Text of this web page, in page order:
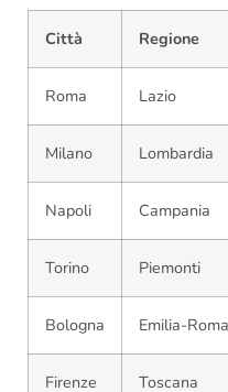
Città Regione
Roma Lazio
Milano Lombardia
Napoli Campania
Torino Piemonti
Bologna Emilia-
Firenze Toscana